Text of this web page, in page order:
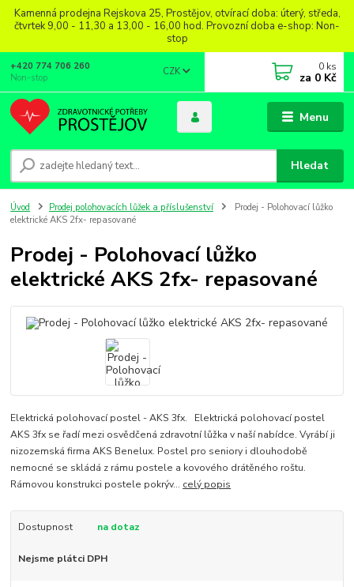
Kamenná prodejna Rejskova 25, Prostějov, otvírací doba: úterý, středa,
čtvrtek 9,00 - 11,30 a 13,00 - 16,00 hod. Provozní doba e-shop: Non-
stop
Menu
CZK
Hledat
+420 774 706 260
Non-stop
0 ks
za 0 Kč
Úvod Prodej polohovacích lůžek a příslušenství
Prodej - Polohovací lůžko
elektrické AKS 2fx- repasované
Prodej - Polohovací lůžko
elektrické AKS 2fx- repasované
Elektrická polohovací postel - AKS 3fx. Elektrická polohovací postel
AKS 3fx se řadí mezi osvědčená zdravotní lůžka v naší nabídce. Vyrábí ji
nizozemská firma AKS Benelux. Postel pro seniory i dlouhodobě
nemocné se skládá z rámu postele a kovového drátěného roštu.
Rámovou konstrukci postele pokrýv... celý popis
Dostupnost na dotaz
Nejsme plátci DPH